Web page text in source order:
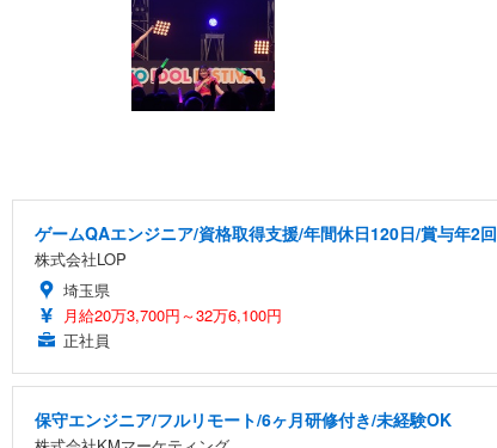
ゲームQAエンジニア/資格取得支援/年間休日120日/賞与年2回
株式会社LOP
埼玉県
月給20万3,700円～32万6,100円
正社員
保守エンジニア/フルリモート/6ヶ月研修付き/未経験OK